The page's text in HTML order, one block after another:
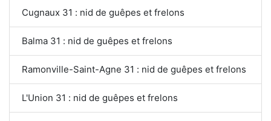
Cugnaux 31 : nid de guêpes et frelons
Balma 31 : nid de guêpes et frelons
Ramonville-Saint-Agne 31 : nid de guêpes et frelons
L'Union 31 : nid de guêpes et frelons